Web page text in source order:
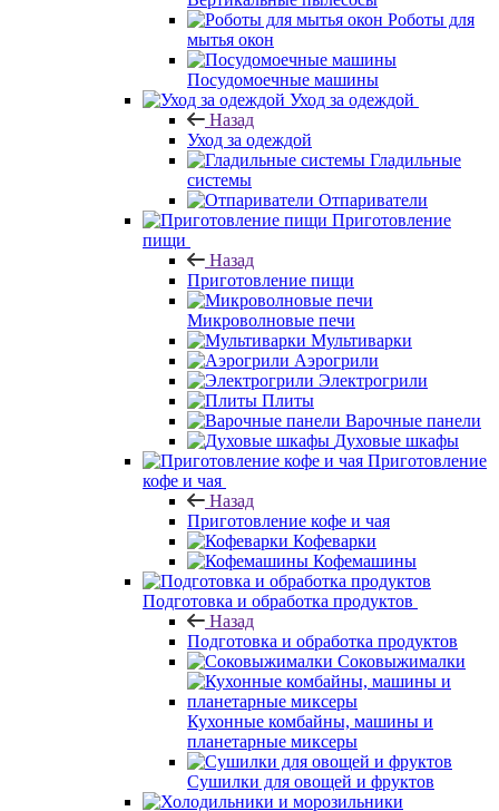
Роботы для
мытья окон
Посудомоечные машины
Уход за одеждой
Назад
Уход за одеждой
Гладильные
системы
Отпариватели
Приготовление
пищи
Назад
Приготовление пищи
Микроволновые печи
Мультиварки
Аэрогрили
Электрогрили
Плиты
Варочные панели
Духовые шкафы
Приготовление
кофе и чая
Назад
Приготовление кофе и чая
Кофеварки
Кофемашины
Подготовка и обработка продуктов
Назад
Подготовка и обработка продуктов
Соковыжималки
Кухонные комбайны, машины и
планетарные миксеры
Сушилки для овощей и фруктов